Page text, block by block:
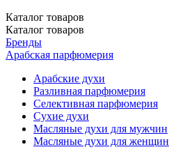
Каталог товаров
Каталог товаров
Бренды
Арабская парфюмерия
Арабские духи
Разливная парфюмерия
Селективная парфюмерия
Сухие духи
Масляные духи для мужчин
Масляные духи для женщин